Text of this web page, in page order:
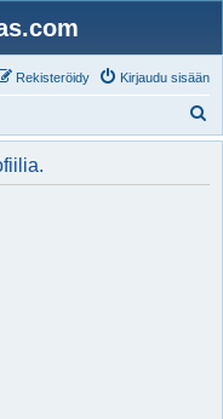
Kirjaudu sisään
Rekisteröidy
t